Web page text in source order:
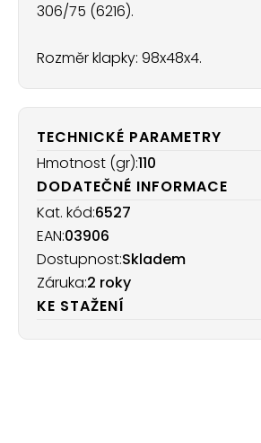
306/75 (6216).
Rozměr klapky: 98x48x4.
TECHNICKÉ PARAMETRY
Hmotnost (gr):110
DODATEČNÉ INFORMACE
Kat. kód:6527
EAN:03906
Dostupnost:Skladem
Záruka:2 roky
KE STAŽENÍ